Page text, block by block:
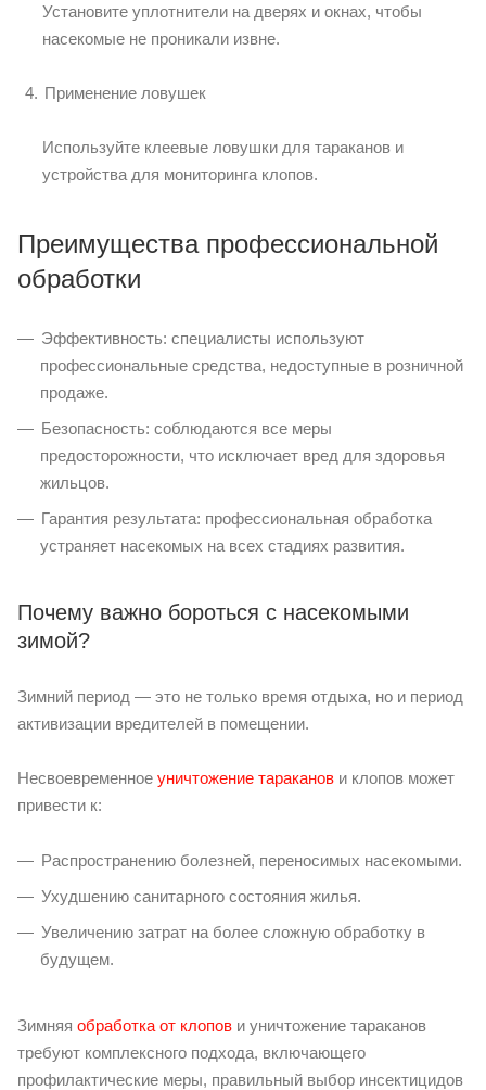
Установите уплотнители на дверях и окнах, чтобы
насекомые не проникали извне.
Применение ловушек
Используйте клеевые ловушки для тараканов и
устройства для мониторинга клопов.
Преимущества профессиональной
обработки
Эффективность: специалисты используют
профессиональные средства, недоступные в розничной
продаже.
Безопасность: соблюдаются все меры
предосторожности, что исключает вред для здоровья
жильцов.
Гарантия результата: профессиональная обработка
устраняет насекомых на всех стадиях развития.
Почему важно бороться с насекомыми
зимой?
Зимний период — это не только время отдыха, но и период
активизации вредителей в помещении.
Несвоевременное уничтожение тараканов и клопов может
привести к:
Распространению болезней, переносимых насекомыми.
Ухудшению санитарного состояния жилья.
Увеличению затрат на более сложную обработку в
будущем.
Зимняя обработка от клопов и уничтожение тараканов
требуют комплексного подхода, включающего
профилактические меры, правильный выбор инсектицидов